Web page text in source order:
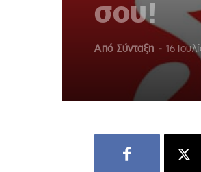
σου!
Από Σύνταξη - 16